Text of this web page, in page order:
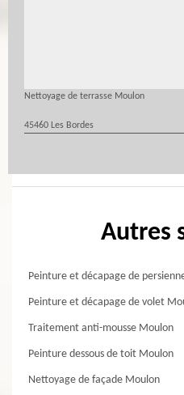
Nettoyage de terrasse Moulon
45460 Les Bordes
Autres
Peinture et décapage de
Peinture et décapage de volet
Traitement anti-mousse Moulon
Peinture dessous de toit Moulon
Nettoyage de façade Moulon